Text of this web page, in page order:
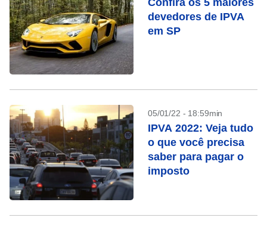
Confira os 5 maiores
devedores de IPVA
em SP
05/01/22 - 18:59min
IPVA 2022: Veja tudo
o que você precisa
saber para pagar o
imposto